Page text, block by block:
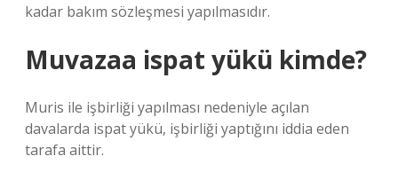
kadar bakım sözleşmesi yapılmasıdır.
Muvazaa ispat yükü kimde?
Muris ile işbirliği yapılması nedeniyle açılan
davalarda ispat yükü, işbirliği yaptığını iddia eden
tarafa aittir.